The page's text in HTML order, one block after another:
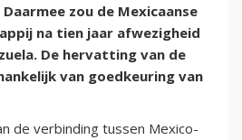
zou de Mexicaanse
na tien jaar afwezigheid
De hervatting van de
van goedkeuring van
de verbinding tussen Mexico-